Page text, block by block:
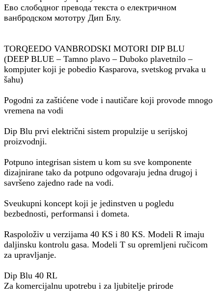
Ево слободног превода текста о електричном
ванбродском мототру Дип Блу.
TORQEEDO VANBRODSKI MOTORI DIP BLU
(DEEP BLUE – Tamno plavo – Duboko plavetnilo –
kompjuter koji je pobedio Kasparova, svetskog prvaka u
šahu)
Pogodni za zaštićene vode i nautičare koji provode mnogo
vremena na vodi
Dip Blu prvi električni sistem propulzije u serijskoj
proizvodnji.
Potpuno integrisan sistem u kom su sve komponente
dizajnirane tako da potpuno odgovaraju jedna drugoj i
savršeno zajedno rade na vodi.
Sveukupni koncept koji je jedinstven u pogledu
bezbednosti, performansi i dometa.
Raspoloživ u verzijama 40 KS i 80 KS. Modeli R imaju
daljinsku kontrolu gasa. Modeli T su opremljeni ručicom
za upravljanje.
Dip Blu 40 RL
Za komercijalnu upotrebu i za ljubitelje prirode